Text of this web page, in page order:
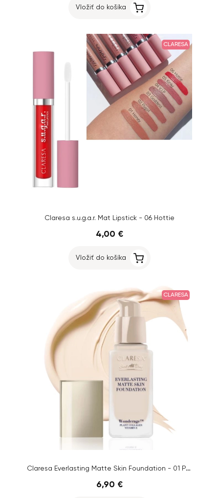
Vložiť do košíka
CLARESA
Claresa s.u.g.a.r. Mat Lipstick - 06 Hottie
4,00 €
Vložiť do košíka
CLARESA
Claresa Everlasting Matte Skin Foundation - 01 Porcelain
6,90 €